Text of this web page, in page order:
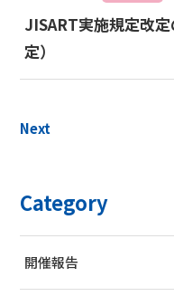
JISART実施規定改
定）
Next
Category
開催報告